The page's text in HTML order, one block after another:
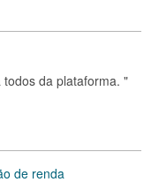
da plataforma. "
de renda